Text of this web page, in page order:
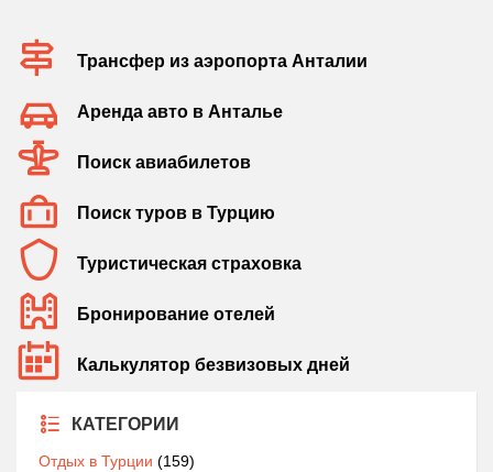
Трансфер из аэропорта Анталии
Аренда авто в Анталье
Поиск авиабилетов
Поиск туров в Турцию
Туристическая страховка
Бронирование отелей
Калькулятор безвизовых дней
КАТЕГОРИИ
Отдых в Турции (159)